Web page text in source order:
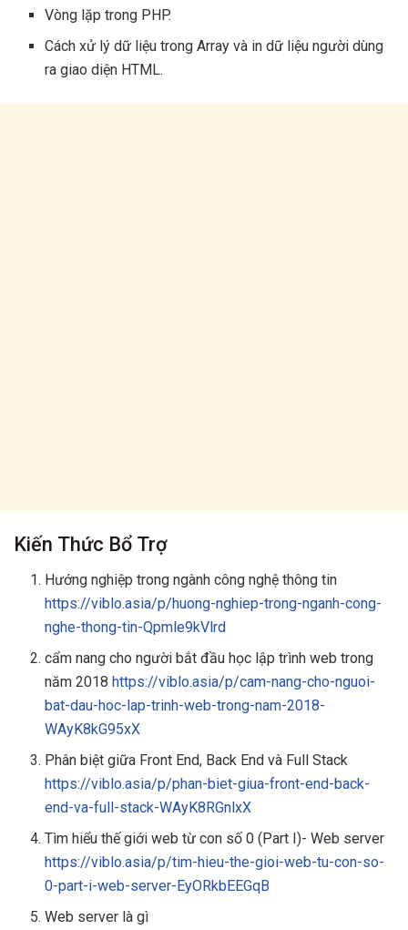
Vòng lặp trong PHP.
Cách xử lý dữ liệu trong Array và in dữ liệu người dùng
ra giao diện HTML.
Kiến Thức Bổ Trợ
Hướng nghiệp trong ngành công nghệ thông tin
https://viblo.asia/p/huong-nghiep-trong-nganh-cong-
nghe-thong-tin-Qpmle9kVlrd
cẩm nang cho người bắt đầu học lập trình web trong
năm 2018 https://viblo.asia/p/cam-nang-cho-nguoi-
bat-dau-hoc-lap-trinh-web-trong-nam-2018-
WAyK8kG95xX
Phân biệt giữa Front End, Back End và Full Stack
https://viblo.asia/p/phan-biet-giua-front-end-back-
end-va-full-stack-WAyK8RGnlxX
Tìm hiểu thế giới web từ con số 0 (Part I)- Web server
https://viblo.asia/p/tim-hieu-the-gioi-web-tu-con-so-
0-part-i-web-server-EyORkbEEGqB
Web server là gì